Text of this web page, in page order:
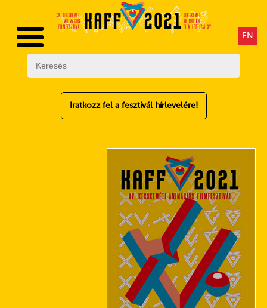
EN
Iratkozz fel a fesztivál hírlevelére!